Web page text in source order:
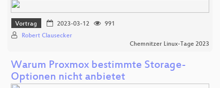
Vortrag 2023-03-12
991
Robert Clausecker
Chemnitzer Linux-Tage 2023
Warum Proxmox bestimmte Storage-
Optionen nicht anbietet